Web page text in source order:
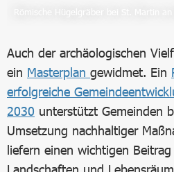
Auch der archäologischen
ein Masterplan gewidmet. Ein
erfolgreiche
2030 unterstützt Gemeinden
Umsetzung nachhaltiger
liefern einen wichtigen